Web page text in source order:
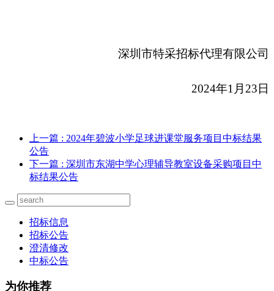
深圳市特采招标代理有限公司
2024年1 月 23日
上一篇 : 2024年碧波小学足球进课堂服务项目中标结果
公告
下一篇 : 深圳市东湖中学心理辅导教室设备采购项目中
标结果公告
招标信息
招标公告
澄清修改
中标公告
为你推荐